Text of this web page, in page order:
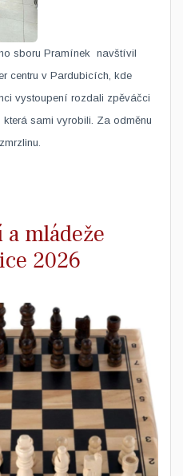
sboru Pramínek ​navštívil
centru v Pardubicích, kde
vystoupení rozdali zpěváčci
sami vyrobili. Za odměnu
mládeže
2026